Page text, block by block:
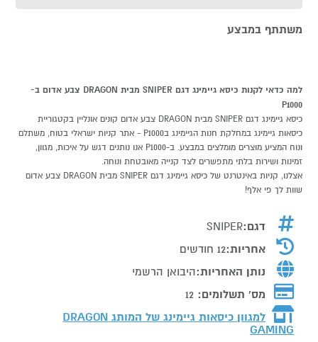
משתתף במבצע
למה כדאי לקנות כיסא גיימינג דגם SNIPER מבית DRAGON צבע אדום ב-
P1000
כיסא גיימינג דגם SNIPER מבית DRAGON צבע אדום קונים אונליין בקטגוריית
כיסאות גיימינג במחלקת חנות הגיימינג בP1000 - אתר קניות ישראלי בטוח, משתלם
ונוח המציע מוצרים מומלצים במבצע. ב-P1000 אנו נותנים דגש על איכות, מגוון,
זמינות ושירות בלתי מתפשרים לצד קנייה מאובטחת ונוחה.
אצלנו, קניות באינטרנט של כיסא גיימינג דגם SNIPER מבית DRAGON צבע אדום
שוות לך פי אלף!
דגם:SNIPER
אחריות:12 חודשים
נותן האחריות:היבואן הרשמי
מס' תשלומים: 12
למגוון כיסאות גיימינג של המותג DRAGON
GAMING